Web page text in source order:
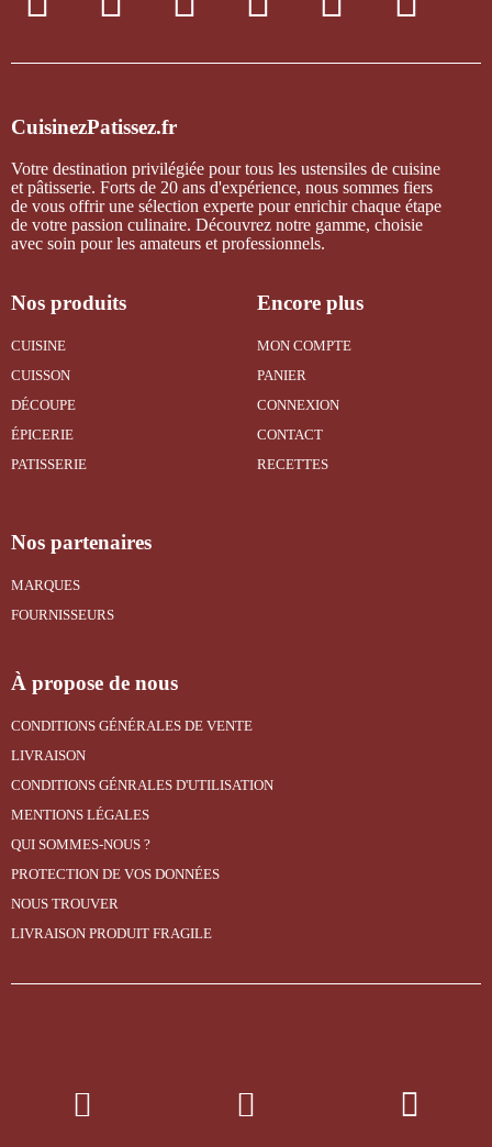
CuisinezPatissez.fr
Votre destination privilégiée pour tous les ustensiles de cuisine
et pâtisserie. Forts de 20 ans d'expérience, nous sommes fiers
de vous offrir une sélection experte pour enrichir chaque étape
de votre passion culinaire. Découvrez notre gamme, choisie
avec soin pour les amateurs et professionnels.
Nos produits
CUISINE
CUISSON
DÉCOUPE
ÉPICERIE
PATISSERIE
Encore plus
MON COMPTE
PANIER
CONNEXION
CONTACT
RECETTES
Nos partenaires
MARQUES
FOURNISSEURS
À propose de nous
CONDITIONS GÉNÉRALES DE VENTE
LIVRAISON
CONDITIONS GÉNRALES D'UTILISATION
MENTIONS LÉGALES
QUI SOMMES-NOUS ?
PROTECTION DE VOS DONNÉES
NOUS TROUVER
LIVRAISON PRODUIT FRAGILE